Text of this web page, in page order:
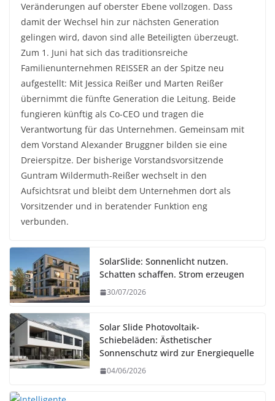
Veränderungen auf oberster Ebene vollzogen. Dass
damit der Wechsel hin zur nächsten Generation
gelingen wird, davon sind alle Beteiligten überzeugt.
Zum 1. Juni hat sich das traditionsreiche
Familienunternehmen REISSER an der Spitze neu
aufgestellt: Mit Jessica Reißer und Marten Reißer
übernimmt die fünfte Generation die Leitung. Beide
fungieren künftig als Co-CEO und tragen die
Verantwortung für das Unternehmen. Gemeinsam mit
dem Vorstand Alexander Bruggner bilden sie eine
Dreierspitze. Der bisherige Vorstandsvorsitzende
Guntram Wildermuth-Reißer wechselt in den
Aufsichtsrat und bleibt dem Unternehmen dort als
Vorsitzender und in beratender Funktion eng
verbunden.
SolarSlide: Sonnenlicht nutzen.
Schatten schaffen. Strom erzeugen
30/07/2026
Solar Slide Photovoltaik-
Schiebeläden: Ästhetischer
Sonnenschutz wird zur Energiequelle
04/06/2026